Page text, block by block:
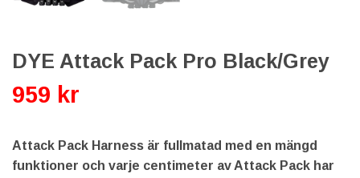
DYE Attack Pack Pro Black/Grey
959 kr
Attack Pack Harness är fullmatad med en mängd
funktioner och varje centimeter av Attack Pack har